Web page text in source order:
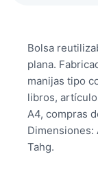
Bolsa
plana.
manijas tipo
libros,
A4, compras
Dimensiones:
Tahg.